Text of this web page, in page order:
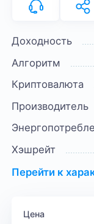
Доходность
Алгоритм
Криптовалюта
Производитель
Хэшрейт
Перейти к
Цена